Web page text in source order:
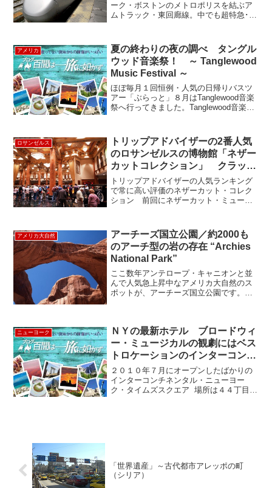
ーク・ボストンのメトロポリスを結ぶア
ムトラック・東回廊線。中でも超特急･ア
ニューヨーク/ワシントンをそれぞれ4時
間弱で結ぶ！飛行機...
アメリカ
夏の終わりの夜の調べ タングル
ウッド音楽祭！ ～ Tanglewood
Music Festival ～
ほぼ毎月１回恒例・人気の日帰りバスツ
アー「ぶらっと」８月はTanglewood音楽
祭へ行ってきました。Tanglewood音楽祭
いう小さな町で毎年夏に開催されます。
タン...
ロサンゼルス
トリップアドバイザーの2番人気
のロサンゼルスの博物館「ネザー
カットコレクション」 クラッシ
ックカーばかりではない貴重なコ
レクション
トリップアドバイザーの人気ランキング
で常に高い評価のネザーカット・コレク
ション 前回にネザーカット・ミュージ
ーカット・コレクションはツアーでしか
入れませんので、予約が必...
アメリカ大自然
アーチーズ国立公園／約2000も
のアーチ型の岩の存在 “Archies
National Park”
ここ数年アンテロープ・キャニオンと並
んで人気急上昇中なアメリカ大自然のス
ポットが、アーチーズ国立公園です。場
州とモルモン教につい...
ニューヨーク
ＮＹの最新ホテル ブロードウィ
ー・ミュージカルの観劇にはベス
トロケーションのインターコンチ
ネンタル・ニューヨーク・タイム
ズスクエア
２０１０年７月にオープンしたばかりの
インターコンチネンタル・ニューヨー
ク・タイムズスクエア 場所は４４丁目の
「世界遺産」～古代都市アレッポの町
（シリア）